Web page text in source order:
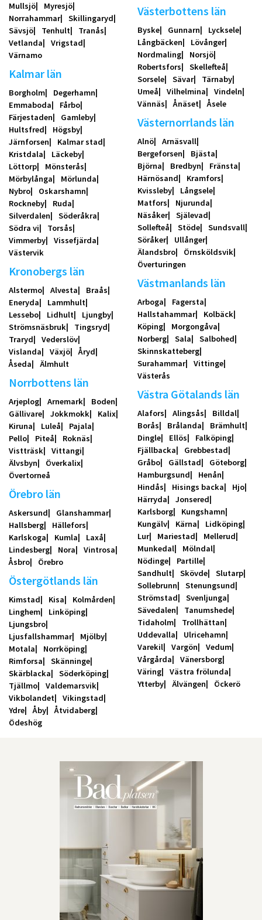
Mullsjö
Myresjö
Norrahammar
Skillingaryd
Sävsjö
Tenhult
Tranås
Vetlanda
Vrigstad
Värnamo
Kalmar län
Borgholm
Degerhamn
Emmaboda
Fårbo
Färjestaden
Gamleby
Hultsfred
Högsby
Järnforsen
Kalmar stad
Kristdala
Läckeby
Löttorp
Mönsterås
Mörbylånga
Mörlunda
Nybro
Oskarshamn
Rockneby
Ruda
Silverdalen
Söderåkra
Södra vi
Torsås
Vimmerby
Vissefjärda
Västervik
Kronobergs län
Alstermo Alvesta
Braås
Eneryda
Lammhult
Lessebo
Lidhult
Ljungby
Strömsnäsbruk
Tingsryd
Traryd
Vederslöv
Vislanda
Växjö
Åryd
Åseda
Älmhult
Norrbottens län
Arjeplog Arnemark
Boden
Gällivare
Jokkmokk
Kalix
Kiruna
Luleå
Pajala
Pello
Piteå
Roknäs
Vistträsk
Vittangi
Älvsbyn
Överkalix
Övertorneå
Örebro län
Askersund
Glanshammar
Hallsberg
Hällefors
Karlskoga
Kumla
Laxå
Lindesberg
Nora
Vintrosa
Åsbro
Örebro
Östergötlands län
Kimstad Kisa
Kolmården
Linghem
Linköping
Ljungsbro
Ljusfallshammar
Mjölby
Motala
Norrköping
Rimforsa
Skänninge
Skärblacka
Söderköping
Tjällmo
Valdemarsvik
Vikbolandet
Vikingstad
Ydre
Åby
Åtvidaberg
Ödeshög
Västerbottens län
Byske Gunnarn
Lycksele
Långbäcken
Lövånger
Nordmaling
Norsjö
Robertsfors
Skellefteå
Sorsele
Sävar
Tärnaby
Umeå
Vilhelmina
Vindeln
Vännäs
Ånäset Åsele
Västernorrlands län
Alnö
Arnäsvall
Bergeforsen
Bjästa
Björna
Bredbyn
Fränsta
Härnösand
Kramfors
Kvissleby
Långsele
Matfors
Njurunda
Näsåker
Själevad
Sollefteå
Stöde
Sundsvall
Söråker
Ullånger
Älandsbro
Örnsköldsvik
Överturingen
Västmanlands län
Arboga
Fagersta
Hallstahammar
Kolbäck
Köping
Morgongåva
Norberg
Sala
Salbohed
Skinnskatteberg
Surahammar
Vittinge
Västerås
Västra Götalands län
Alafors Alingsås
Billdal
Borås
Brålanda
Brämhult
Dingle
Ellös
Falköping
Fjällbacka
Grebbestad
Gråbo
Gällstad
Göteborg
Hamburgsund
Henån
Hindås
Hisings backa
Hjo
Härryda
Jonsered
Karlsborg
Kungshamn
Kungälv
Kärna
Lidköping
Lur
Mariestad
Mellerud
Munkedal
Mölndal
Nödinge
Partille
Sandhult
Skövde
Slutarp
Sollebrunn
Stenungsund
Strömstad
Svenljunga
Sävedalen
Tanumshede
Tidaholm
Trollhättan
Uddevalla
Ulricehamn
Varekil
Vargön
Vedum
Vårgårda
Vänersborg
Väring
Västra frölunda
Ytterby
Älvängen Öckerö